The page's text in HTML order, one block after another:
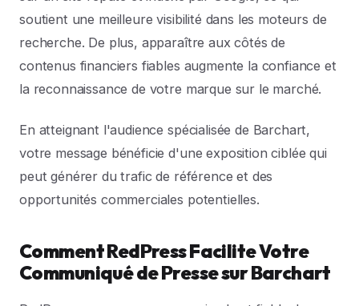
soutient une meilleure visibilité dans les moteurs de
recherche. De plus, apparaître aux côtés de
contenus financiers fiables augmente la confiance et
la reconnaissance de votre marque sur le marché.
En atteignant l'audience spécialisée de Barchart,
votre message bénéficie d'une exposition ciblée qui
peut générer du trafic de référence et des
opportunités commerciales potentielles.
Comment RedPress Facilite Votre
Communiqué de Presse sur Barchart